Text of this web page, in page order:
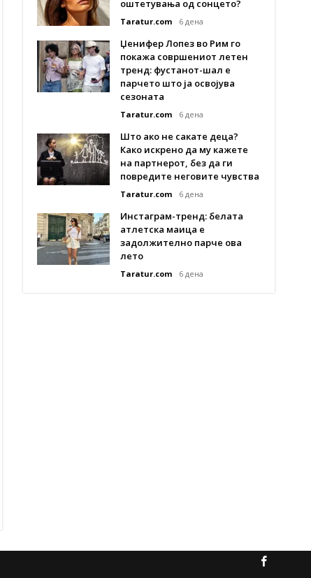
оштетувања од сонцето?
Taratur.com 6 дена
Џенифер Лопез во Рим го
покажа совршениот летен
тренд: фустанот-шал е
парчето што ја освојува
сезоната
Taratur.com 6 дена
Што ако не сакате деца?
Како искрено да му кажете
на партнерот, без да ги
повредите неговите чувства
Taratur.com 6 дена
Инстаграм-тренд: белата
атлетска маица е
задолжително парче ова
лето
Taratur.com 6 дена